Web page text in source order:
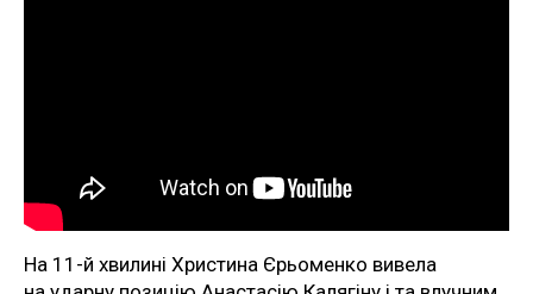
На 11-й хвилині Христина Єрьоменко вивела